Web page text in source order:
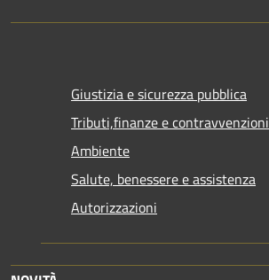
Giustizia e sicurezza pubblica
Tributi,finanze e contravvenzioni
Ambiente
Salute, benessere e assistenza
Autorizzazioni